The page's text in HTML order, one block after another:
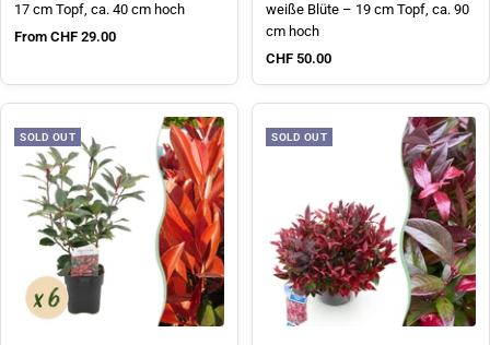
17 cm Topf, ca. 40 cm hoch
Sale price
From CHF 29.00
weiße Blüte – 19 cm Topf, ca. 90
cm hoch
Sale price
CHF 50.00
SOLD OUT SOLD OUT